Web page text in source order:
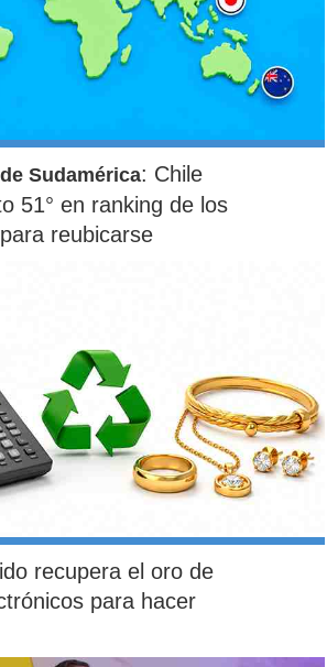
Sudamérica: Chile
51° en ranking de los
reubicarse
recupera el oro de
para hacer